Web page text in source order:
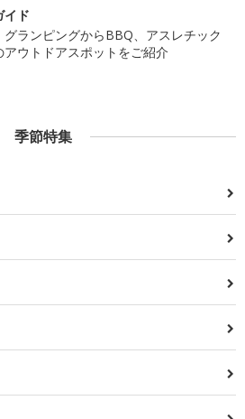
イド
グランピングからBBQ、アスレチック
アウトドアスポットをご紹介
季節特集